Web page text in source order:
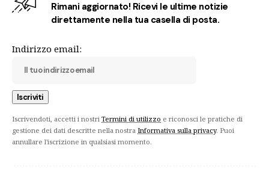
Rimani aggiornato! Ricevi le ultime notizie
direttamente nella tua casella di posta.
Indirizzo email:
Iscrivendoti, accetti i nostri Termini di utilizzo e riconosci le pratiche di
gestione dei dati descritte nella nostra Informativa sulla privacy. Puoi
annullare l'iscrizione in qualsiasi momento.